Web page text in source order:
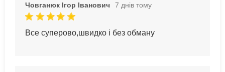
Човганюк Ігор Іванович 7 днів тому
Все суперово,швидко і без обману